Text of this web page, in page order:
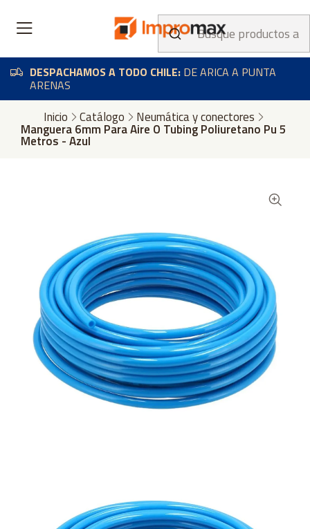
DESPACHAMOS A TODO CHILE: DE ARICA A PUNTA
ARENAS
Inicio Catálogo Neumática y conectores
Manguera 6mm Para Aire O Tubing Poliuretano Pu 5
Metros - Azul